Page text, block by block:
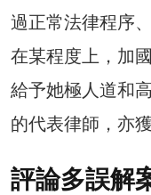
過正常法律程序
在某程度上，加
給予她極人道和
的代表律師，亦
評論多誤解